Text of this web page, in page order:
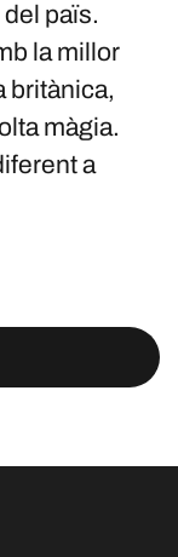
païs.
la millor
britànica,
màgia.
a